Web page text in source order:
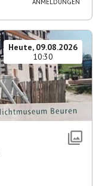
ANMELDUNGEN
Heute, 09.08.2026
10:30